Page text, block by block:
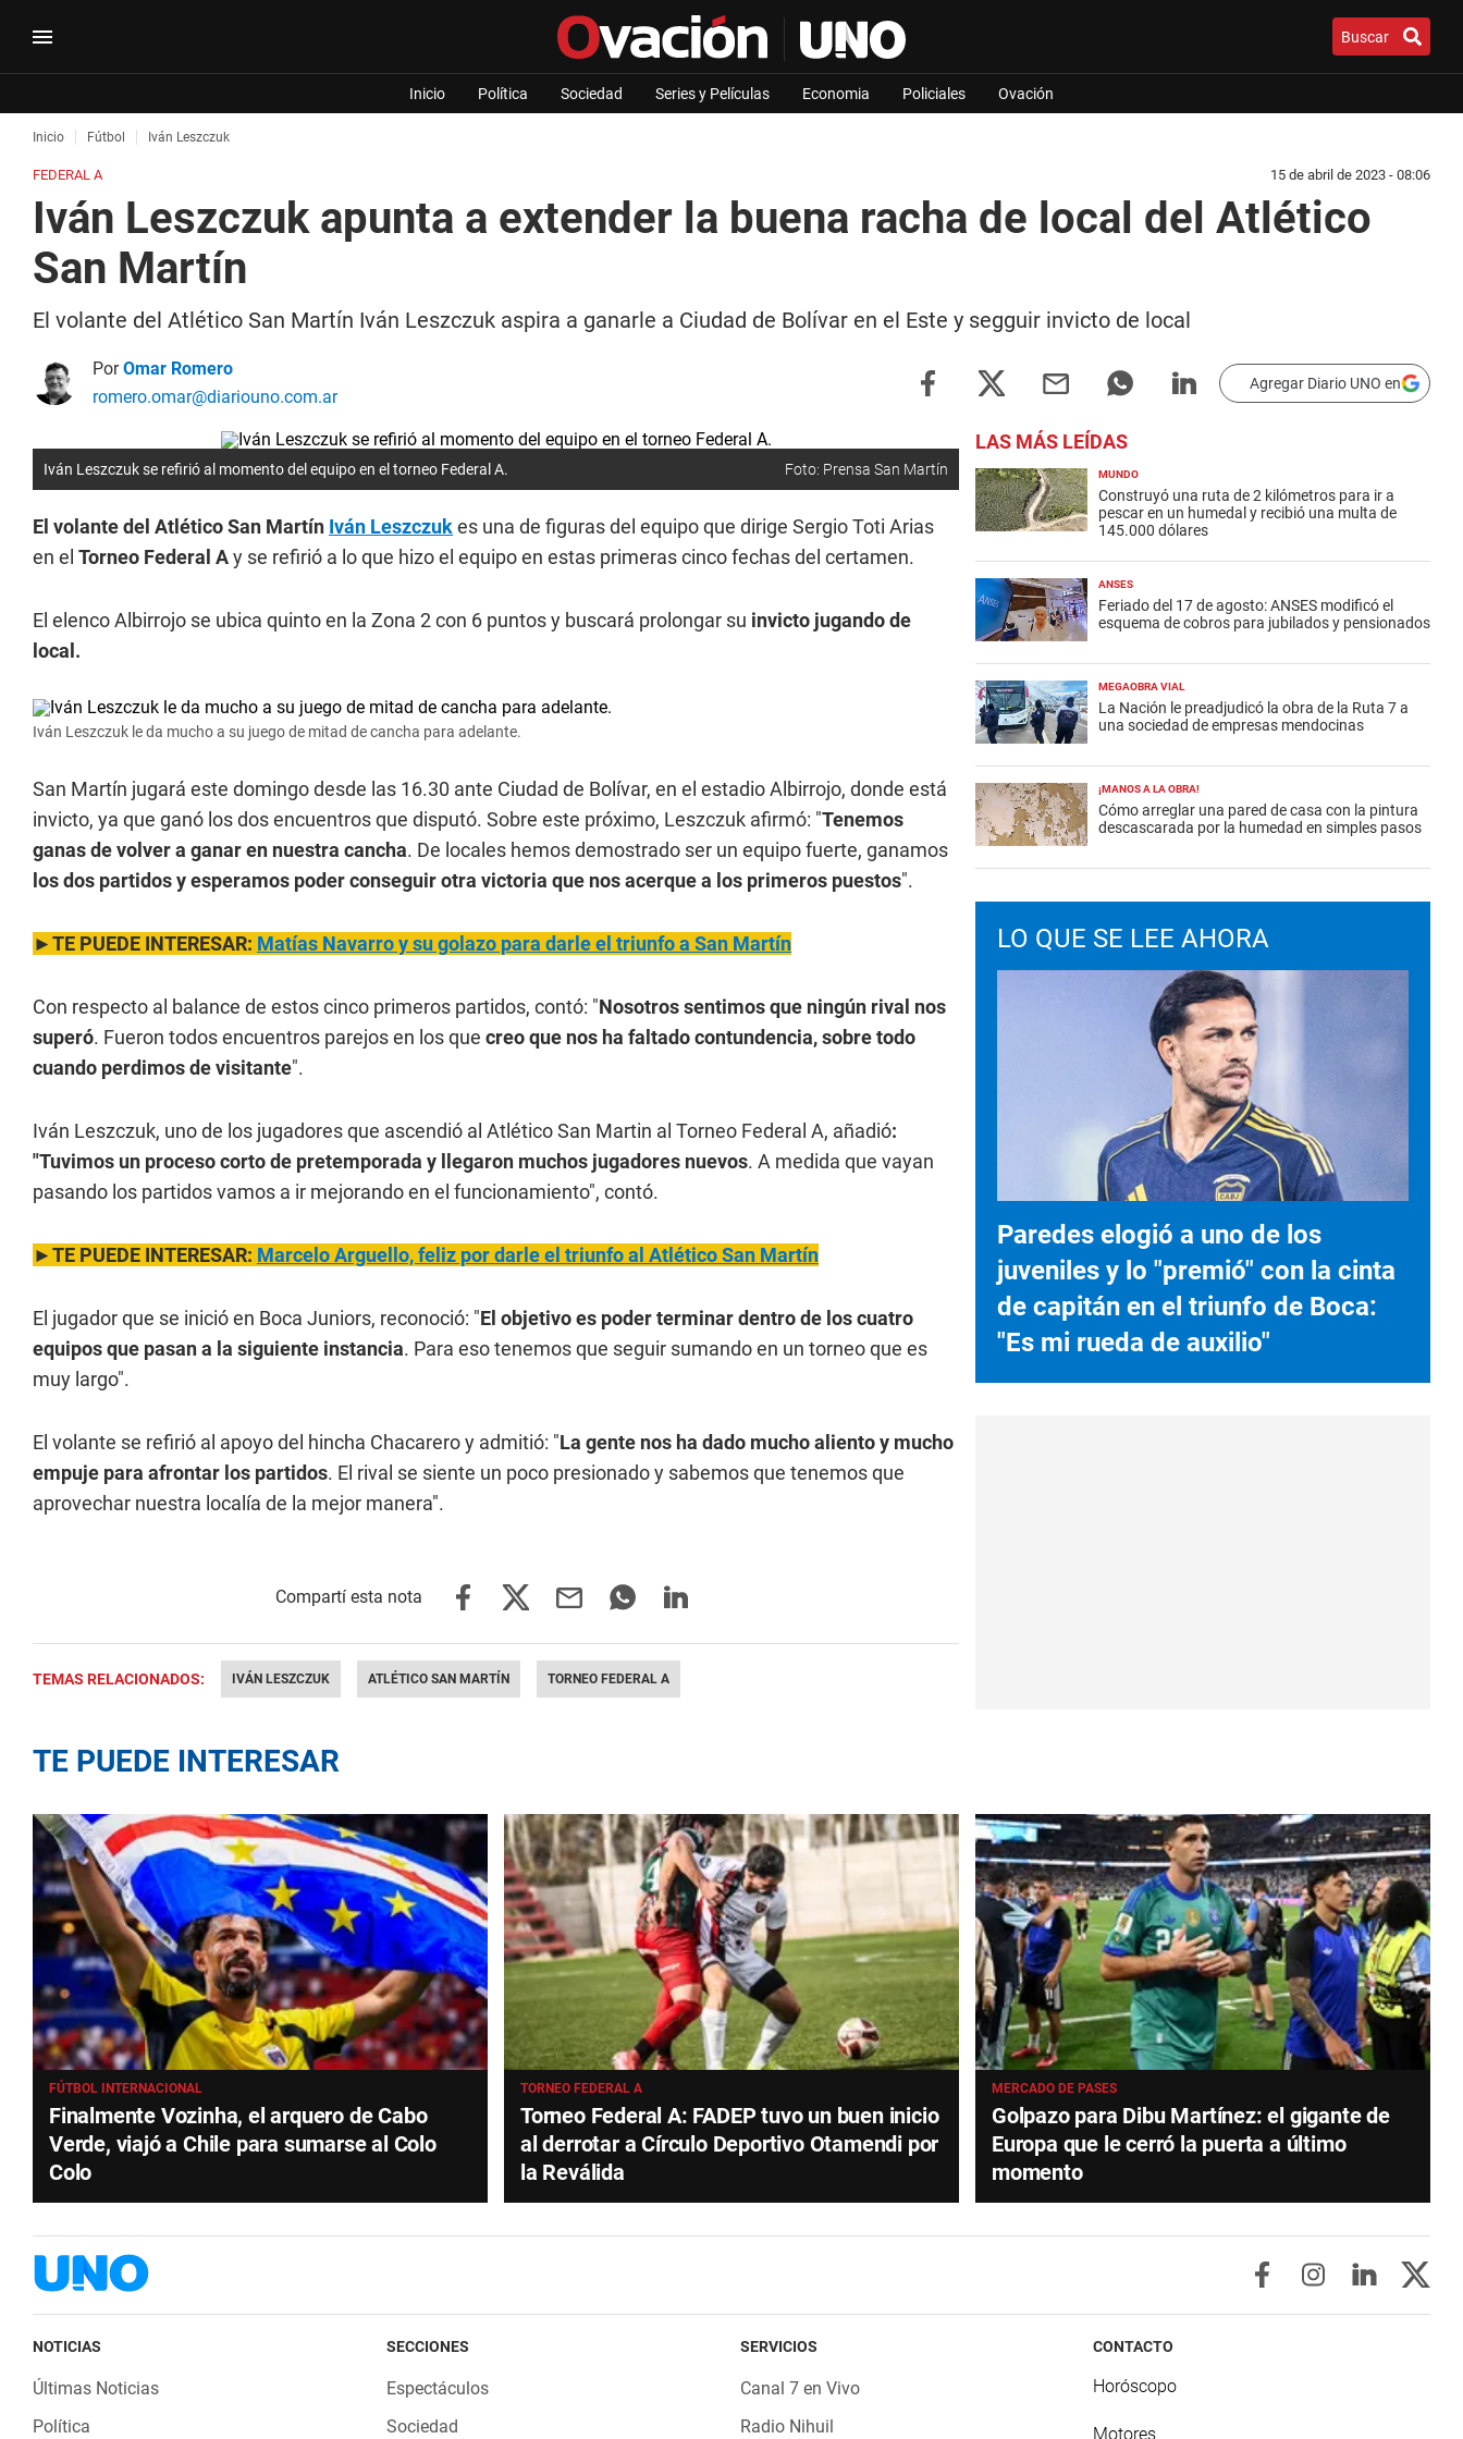
Buscar
Inicio Política Sociedad Series y Películas Economia Policiales Ovación
Inicio Fútbol Iván Leszczuk
FEDERAL A 15 de abril de 2023 - 08:06
Iván Leszczuk apunta a extender la buena racha de local del Atlético
San Martín
El volante del Atlético San Martín Iván Leszczuk aspira a ganarle a Ciudad de Bolívar en el Este y segguir invicto de local
PorOmar Romero
romero.omar@diariouno.com.ar
Agregar Diario UNO en
Iván Leszczuk se refirió al momento del equipo en el torneo Federal A. Foto: Prensa San Martín
El volante del Atlético San Martín Iván Leszczukes una de figuras del equipo que dirige Sergio Toti Arias
en el Torneo Federal Ay se refirió a lo que hizo el equipo en estas primeras cinco fechas del certamen.
El elenco Albirrojo se ubica quinto en la Zona 2 con 6 puntos y buscará prolongar su invicto jugando de
local.
Iván Leszczuk le da mucho a su juego de mitad de cancha para adelante.
San Martín jugará este domingo desde las 16.30 ante Ciudad de Bolívar, en el estadio Albirrojo, donde está
invicto, ya que ganó los dos encuentros que disputó. Sobre este próximo, Leszczuk afirmó: "Tenemos
ganas de volver a ganar en nuestra cancha. De locales hemos demostrado ser un equipo fuerte, ganamos
los dos partidos y esperamos poder conseguir otra victoria que nos acerque a los primeros puestos".
►TE PUEDE INTERESAR: Matías Navarro y su golazo para darle el triunfo a San Martín
Con respecto al balance de estos cinco primeros partidos, contó: "Nosotros sentimos que ningún rival nos
superó. Fueron todos encuentros parejos en los que creo que nos ha faltado contundencia, sobre todo
cuando perdimos de visitante".
Iván Leszczuk, uno de los jugadores que ascendió al Atlético San Martin al Torneo Federal A, añadió:
"Tuvimos un proceso corto de pretemporada y llegaron muchos jugadores nuevos. A medida que vayan
pasando los partidos vamos a ir mejorando en el funcionamiento", contó.
►TE PUEDE INTERESAR: Marcelo Arguello, feliz por darle el triunfo al Atlético San Martín
El jugador que se inició en Boca Juniors, reconoció: "El objetivo es poder terminar dentro de los cuatro
equipos que pasan a la siguiente instancia. Para eso tenemos que seguir sumando en un torneo que es
muy largo".
El volante se refirió al apoyo del hincha Chacarero y admitió: "La gente nos ha dado mucho aliento y mucho
empuje para afrontar los partidos. El rival se siente un poco presionado y sabemos que tenemos que
aprovechar nuestra localía de la mejor manera".
TEMAS RELACIONADOS: IVÁN LESZCZUK ATLÉTICO SAN MARTÍN TORNEO FEDERAL A
LAS MÁS LEÍDAS
MUNDO
Construyó una ruta de 2 kilómetros para ir a
pescar en un humedal y recibió una multa de
145.000 dólares
ANSES
Feriado del 17 de agosto: ANSES modificó el
esquema de cobros para jubilados y pensionados
MEGAOBRA VIAL
La Nación le preadjudicó la obra de la Ruta 7 a
una sociedad de empresas mendocinas
¡MANOS A LA OBRA!
Cómo arreglar una pared de casa con la pintura
descascarada por la humedad en simples pasos
LO QUE SE LEE AHORA
Paredes elogió a uno de los
juveniles y lo "premió" con la cinta
de capitán en el triunfo de Boca:
"Es mi rueda de auxilio"
TE PUEDE INTERESAR
FÚTBOL INTERNACIONAL
Finalmente Vozinha, el arquero de Cabo
Verde, viajó a Chile para sumarse al Colo
Colo
TORNEO FEDERAL A
Torneo Federal A: FADEP tuvo un buen inicio
al derrotar a Círculo Deportivo Otamendi por
la Reválida
MERCADO DE PASES
Golpazo para Dibu Martínez: el gigante de
Europa que le cerró la puerta a último
momento
NOTICIAS
Últimas Noticias
Política
SECCIONES
Espectáculos
Sociedad
SERVICIOS
Canal 7 en Vivo
Radio Nihuil
CONTACTO
Horóscopo
Motores